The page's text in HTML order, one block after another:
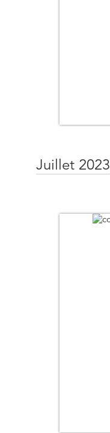
Juillet 2023